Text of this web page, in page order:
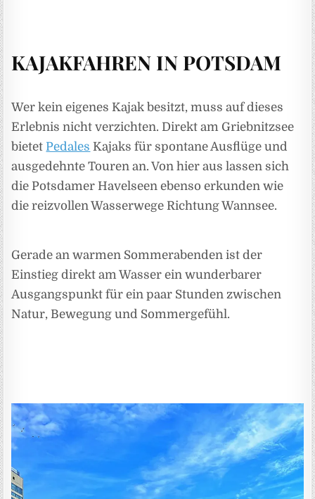
KAJAKFAHREN IN POTSDAM
Wer kein eigenes Kajak besitzt, muss auf dieses
Erlebnis nicht verzichten. Direkt am Griebnitzsee
bietetPedales Kajaks für spontane Ausflüge und
ausgedehnte Touren an. Von hier aus lassen sich
die Potsdamer Havelseen ebenso erkunden wie
die reizvollen Wasserwege Richtung Wannsee.
Gerade an warmen Sommerabenden ist der
Einstieg direkt am Wasser ein wunderbarer
Ausgangspunkt für ein paar Stunden zwischen
Natur, Bewegung und Sommergefühl.